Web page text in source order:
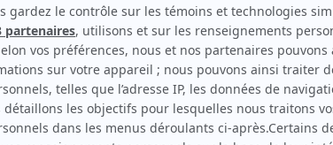
Marthe Thiéry
Mme Serre
Rose Rey-Duzil(Rôle inconnu)
Victor Désy(Rôle inconnu)
Raymond Royer(Rôle inconnu)
Michel Mailhot(Rôle inconnu )